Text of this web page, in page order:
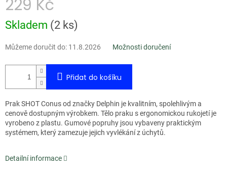
229 Kč
Měrná
cena:
Skladem (2 ks)
Můžeme doručit do: 11.8.2026 Možnosti doručení
Přidat do košíku
Prak SHOT Conus od značky Delphin je kvalitním, spolehlivým a
cenově dostupným výrobkem. Tělo praku s ergonomickou rukojetí je
vyrobeno z plastu. Gumové popruhy jsou vybaveny praktickým
systémem, který zamezuje jejich vyvlékání z úchytů.
Detailní informace